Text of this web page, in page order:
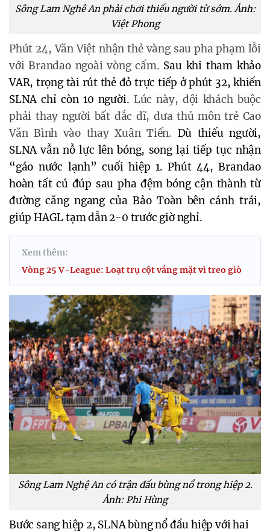
Sông Lam Nghê An phải chơi thiếu người từ sớm. Ảnh:
Việt Phong
Phút 24, Văn Việt nhận thẻ vàng sau pha phạm lỗi
với Brandao ngoài vòng cấm. Sau khi tham khảo
VAR, trọng tài rút thẻ đỏ trực tiếp ở phút 32, khiến
SLNA chỉ còn 10 người. Lúc này, đội khách buộc
phải thay người bất đắc dĩ, đưa thủ môn trẻ Cao
Văn Bình vào thay Xuân Tiến. Dù thiếu người,
SLNA vẫn nỗ lực lên bóng, song lại tiếp tục nhận
“gáo nước lạnh” cuối hiệp 1. Phút 44, Brandao
hoàn tất cú đúp sau pha đệm bóng cận thành từ
đường căng ngang của Bảo Toàn bên cánh trái,
giúp HAGL tạm dẫn 2-0 trước giờ nghỉ.
Xem thêm:
Vòng 25 V-League: Loạt trụ cột vắng mặt vì treo giò
Sông Lam Nghệ An có trận đấu bùng nổ trong hiệp 2.
Ảnh: Phi Hùng
Bước sang hiệp 2, SLNA bùng nổ đầu hiệp với hai